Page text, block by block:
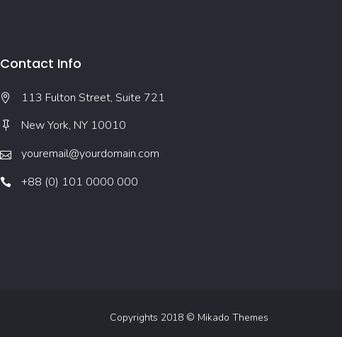
Contact Info
113 Fulton Street, Suite 721
New York, NY 10010
youremail@yourdomain.com
+88 (0) 101 0000 000
Copyrights 2018 © Mikado Themes